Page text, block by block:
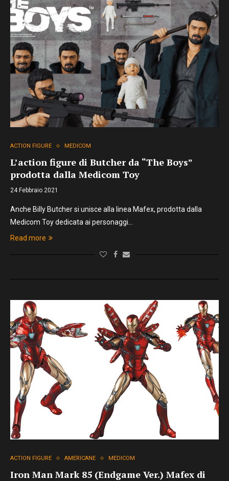
ACTION FIGURE MEDICOM
L’action figure di Butcher da “The Boys”
prodotta dalla Medicom Toy
24 Febbraio 2021
Anche Billy Butcher si unisce alla linea Mafex, prodotta dalla
Medicom Toy dedicata ai personaggi…
Read more
ACTION FIGURE AMERICANE MEDICOM
Iron Man Mark 85 (Endgame Ver.) Mafex di